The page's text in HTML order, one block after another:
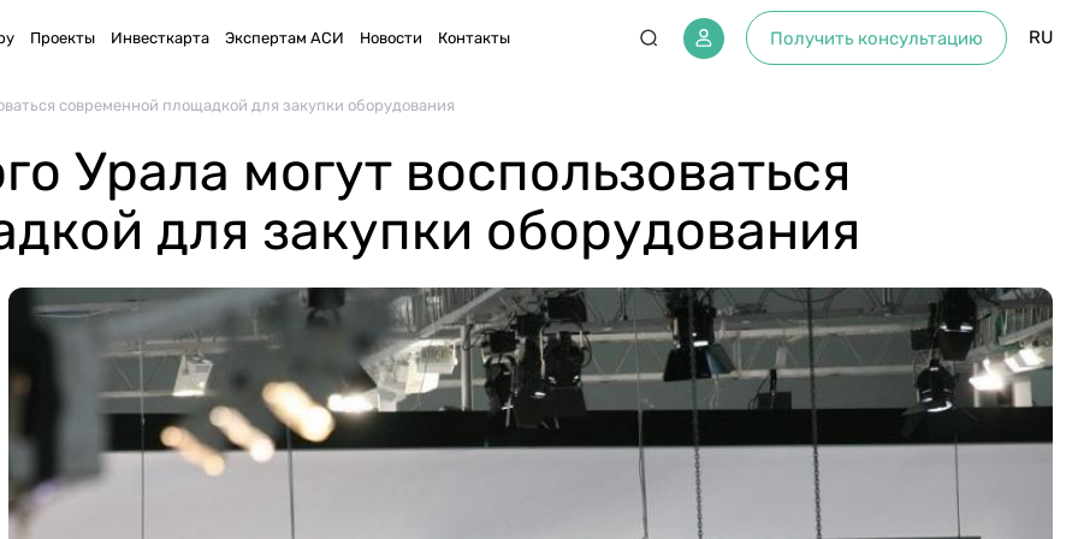
Проекты Инвесткарта Экспертам АСИ Новости Контакты Получить консультацию RU
современной площадкой для закупки оборудования
Урала могут воспользоваться
для закупки оборудования